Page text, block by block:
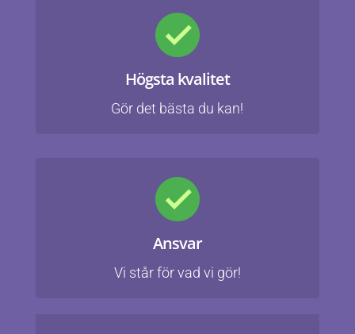
Högsta kvalitet
Gör det bästa du kan!
Ansvar
Vi står för vad vi gör!